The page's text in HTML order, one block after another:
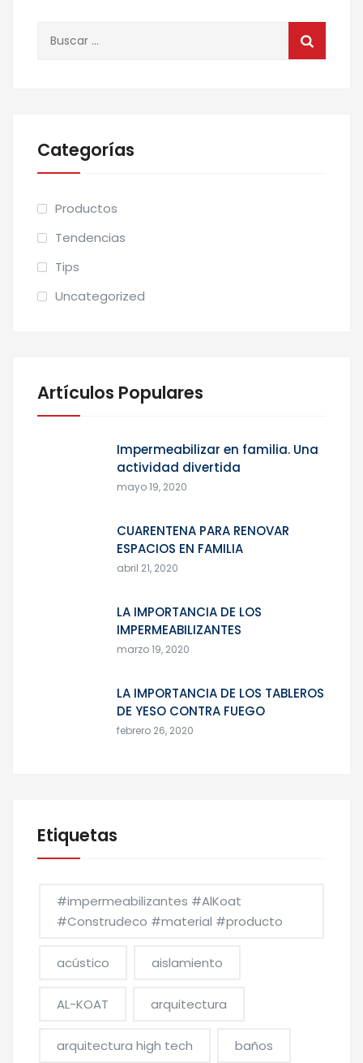
Categorías
Productos
Tendencias
Tips
Uncategorized
Artículos Populares
Impermeabilizar en familia. Una
actividad divertida
mayo 19, 2020
CUARENTENA PARA RENOVAR
ESPACIOS EN FAMILIA
abril 21, 2020
LA IMPORTANCIA DE LOS
IMPERMEABILIZANTES
marzo 19, 2020
LA IMPORTANCIA DE LOS TABLEROS
DE YESO CONTRA FUEGO
febrero 26, 2020
Etiquetas
#impermeabilizantes #AlKoat
#Construdeco #material #producto
acústico aislamiento
AL-KOAT arquitectura
arquitectura high tech baños